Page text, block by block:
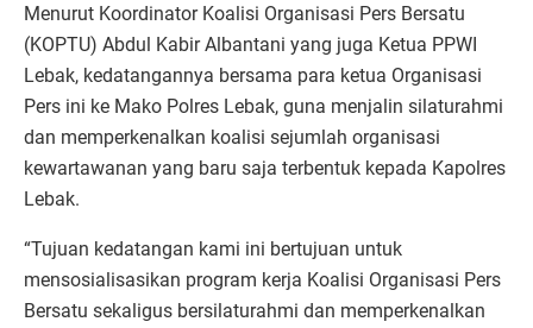
Menurut Koordinator Koalisi Organisasi Pers Bersatu
(KOPTU) Abdul Kabir Albantani yang juga Ketua PPWI
Lebak, kedatangannya bersama para ketua Organisasi
Pers ini ke Mako Polres Lebak, guna menjalin silaturahmi
dan memperkenalkan koalisi sejumlah organisasi
kewartawanan yang baru saja terbentuk kepada Kapolres
Lebak.
“Tujuan kedatangan kami ini bertujuan untuk
mensosialisasikan program kerja Koalisi Organisasi Pers
Bersatu sekaligus bersilaturahmi dan memperkenalkan